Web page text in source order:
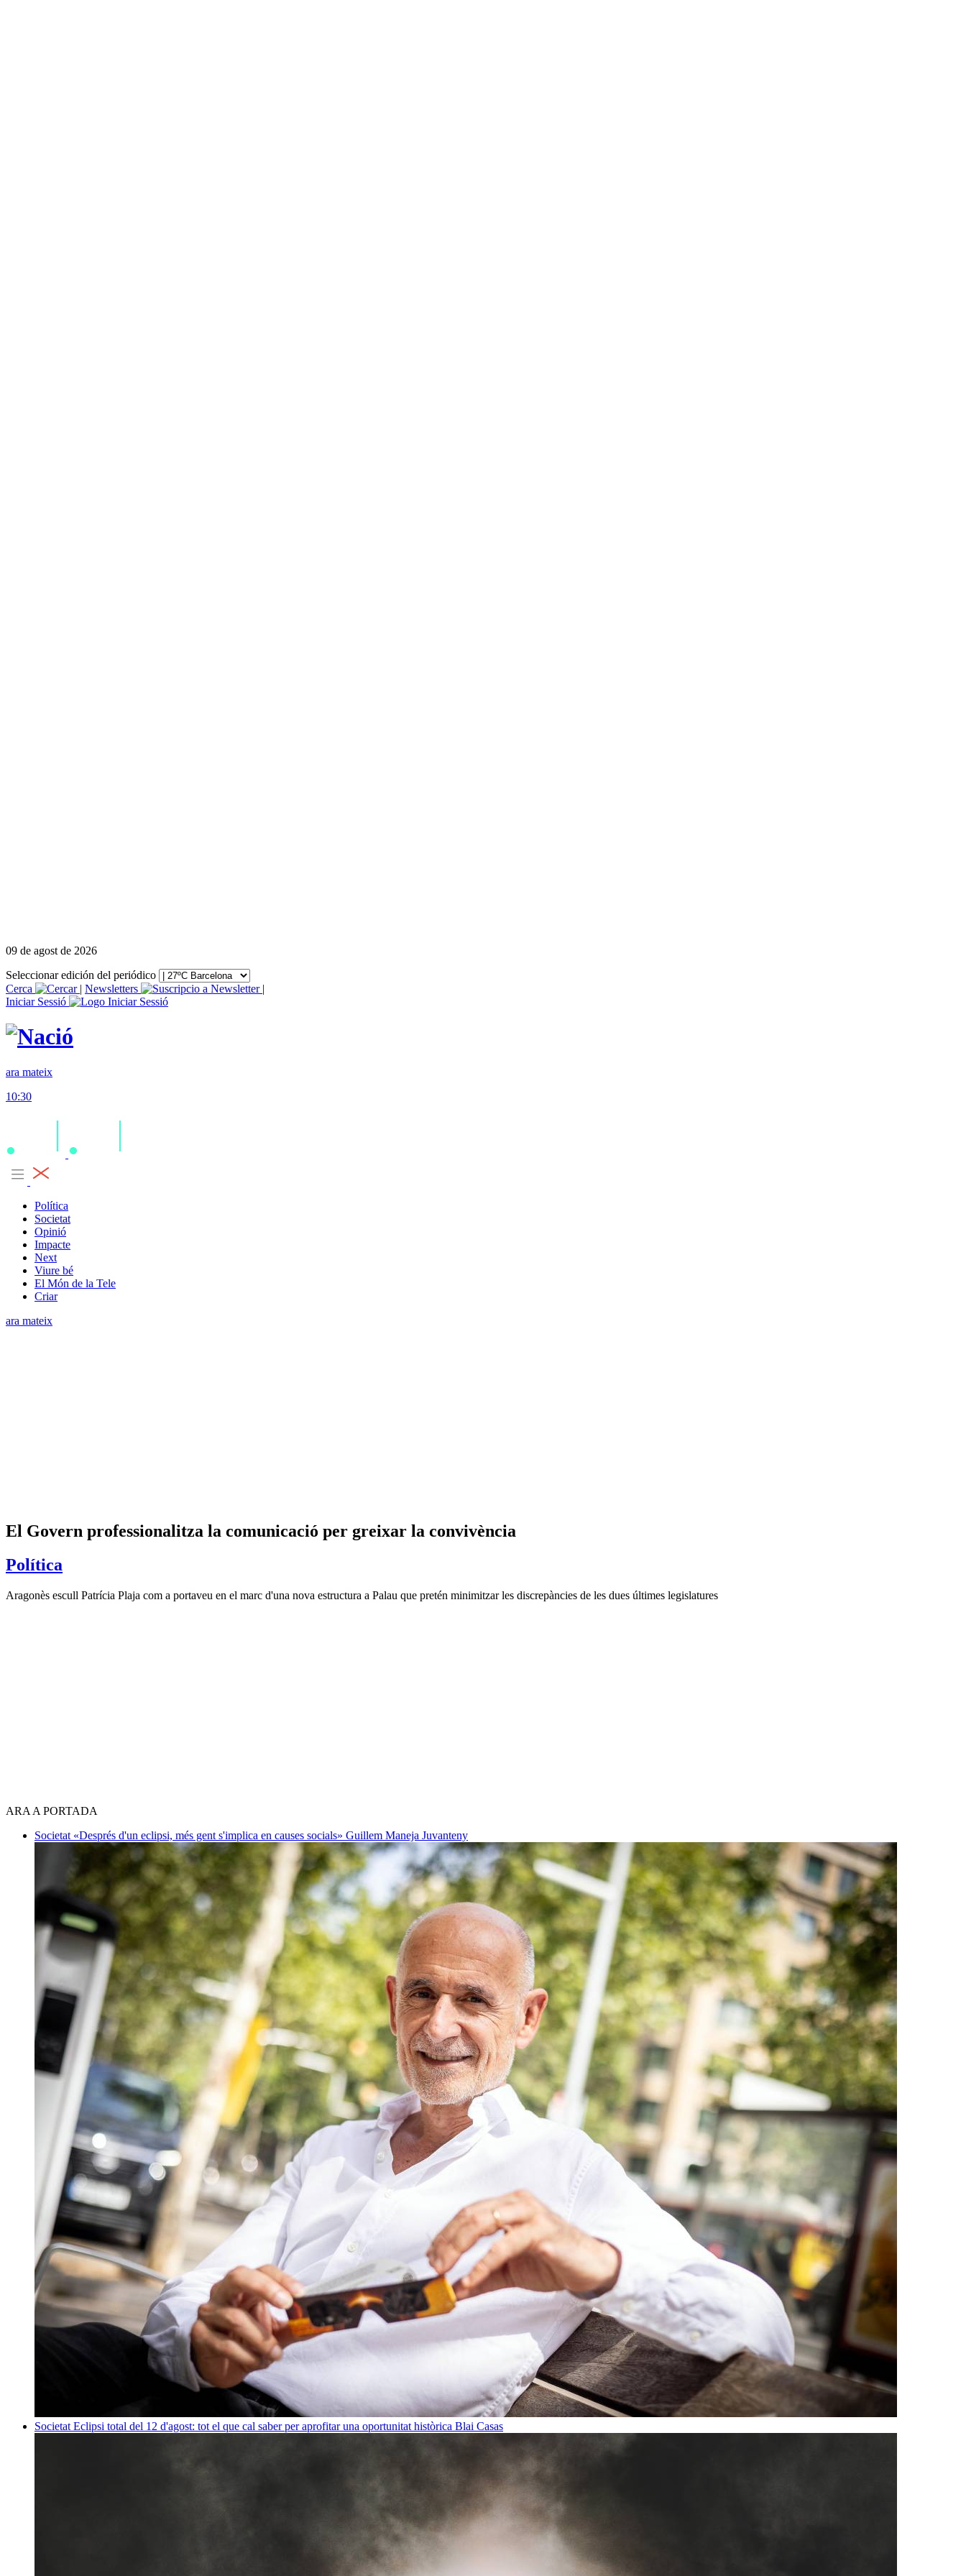
09 de agost de 2026
Seleccionar edición del periódico
Cerca
| Newsletters
|
Iniciar Sessió
ara mateix
10:30
Política
Societat
Opinió
Impacte
Next
Viure bé
El Món de la Tele
Criar
ara mateix
El Govern professionalitza la comunicació per greixar la convivència
Política
Aragonès escull Patrícia Plaja com a portaveu en el marc d'una nova estructura a Palau que pretén minimitzar les discrepàncies de les dues últimes legislatures
ARA A PORTADA
Societat «Després d'un eclipsi, més gent s'implica en causes socials» Guillem Maneja Juvanteny
Societat Eclipsi total del 12 d'agost: tot el que cal saber per aprofitar una oportunitat històrica Blai Casas